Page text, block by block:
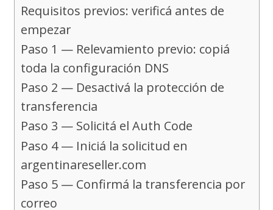
Requisitos previos: verificá antes de
empezar
Paso 1 — Relevamiento previo: copiá
toda la configuración DNS
Paso 2 — Desactivá la protección de
transferencia
Paso 3 — Solicitá el Auth Code
Paso 4 — Iniciá la solicitud en
argentinareseller.com
Paso 5 — Confirmá la transferencia por
correo